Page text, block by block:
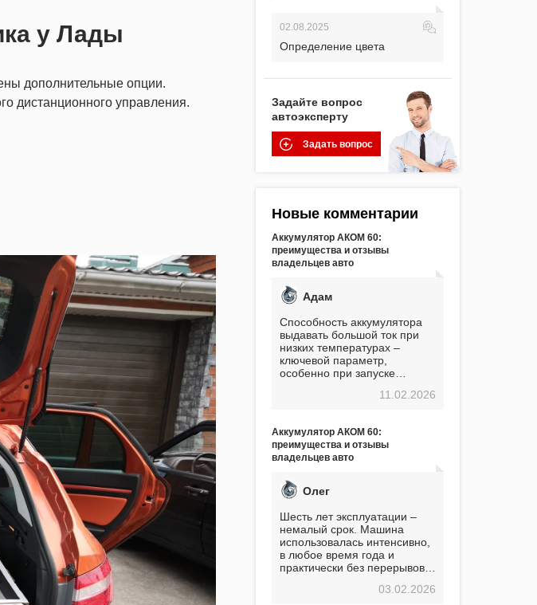
у Лады
дополнительные опции.
дистанционного управления.
02.08.2025
Определение цвета
Задайте вопрос
автоэксперту
Задать вопрос
Новые комментарии
Аккумулятор АКОМ 60:
преимущества и отзывы
владельцев авто
Адам
Способность аккумулятора
выдавать большой ток при
низких температурах –
ключевой параметр,
особенно при запуске
показывает, что данный
стоимость. Долго сомневался
перед приобретением, но в
итоге ни разу не пожалел.
вложение, избавляющее от
головной боли, связанной с
АКБ. Подтверждаю
11.02.2026
Аккумулятор АКОМ 60:
преимущества и отзывы
владельцев авто
Олег
Шесть лет эксплуатации –
немалый срок. Машина
использовалась интенсивно,
в любое время года и
практически без перерывов.
экстремальные морозы,03.02.2026